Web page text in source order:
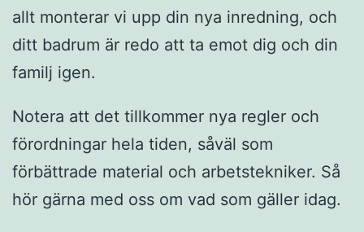
allt monterar vi upp din nya inredning, och
ditt badrum är redo att ta emot dig och din
familj igen.
Notera att det tillkommer nya regler och
förordningar hela tiden, såväl som
förbättrade material och arbetstekniker. Så
hör gärna med oss om vad som gäller idag.